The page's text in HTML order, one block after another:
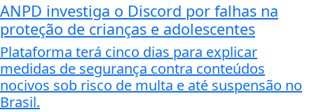
ANPD investiga o Discord por falhas na
proteção de crianças e adolescentes
Plataforma terá cinco dias para explicar
medidas de segurança contra conteúdos
nocivos sob risco de multa e até suspensão no
Brasil.